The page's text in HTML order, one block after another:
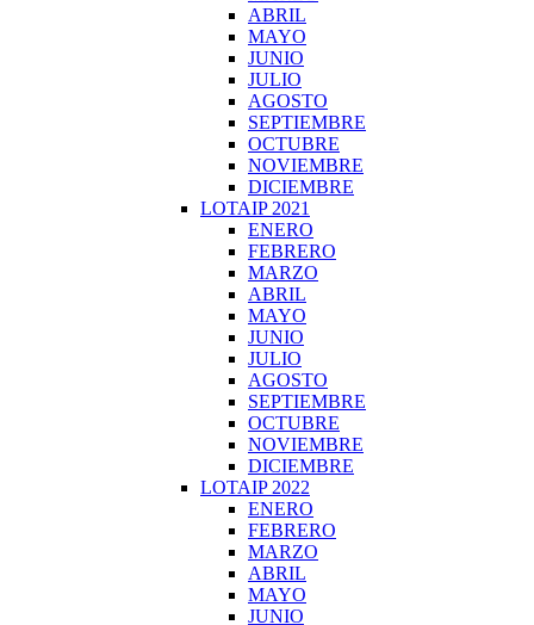
ABRIL
MAYO
JUNIO
JULIO
AGOSTO
SEPTIEMBRE
OCTUBRE
NOVIEMBRE
DICIEMBRE
LOTAIP 2021
ENERO
FEBRERO
MARZO
ABRIL
MAYO
JUNIO
JULIO
AGOSTO
SEPTIEMBRE
OCTUBRE
NOVIEMBRE
DICIEMBRE
LOTAIP 2022
ENERO
FEBRERO
MARZO
ABRIL
MAYO
JUNIO